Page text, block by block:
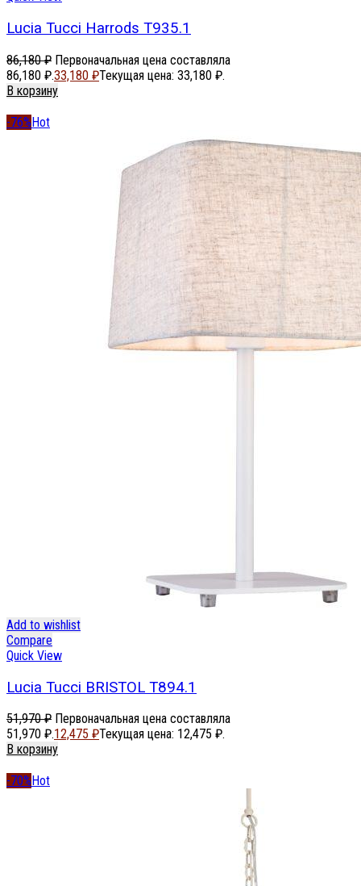
Lucia Tucci Harrods T935.1
86,180₽ Первоначальная цена составляла
86,180 ₽.33,180 ₽Текущая цена: 33,180 ₽.
В корзину
-76%Hot
Add to wishlist
Compare
Quick View
Lucia Tucci BRISTOL T894.1
51,970₽ Первоначальная цена составляла
51,970 ₽.12,475 ₽Текущая цена: 12,475 ₽.
В корзину
-70% Hot